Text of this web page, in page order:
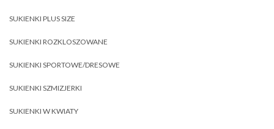
SUKIENKI PLUS SIZE
SUKIENKI ROZKLOSZOWANE
SUKIENKI SPORTOWE/DRESOWE
SUKIENKI SZMIZJERKI
SUKIENKI W KWIATY